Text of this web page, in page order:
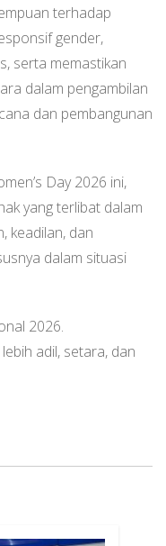
terhadap
gender,
serta memastikan
dalam pengambilan
dan pembangunan
Day 2026 ini,
yang terlibat dalam
keadilan, dan
dalam situasi
2026.
adil, setara, dan